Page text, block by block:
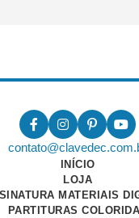
INÍCIO
LOJA
MATERIAIS
PARTITURAS